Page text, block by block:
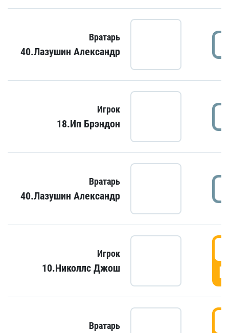
Вратарь
40.Лазушин Александр
Игрок
18.Ип Брэндон
Вратарь
40.Лазушин Александр
Игрок
10.Николлс Джош
Вратарь